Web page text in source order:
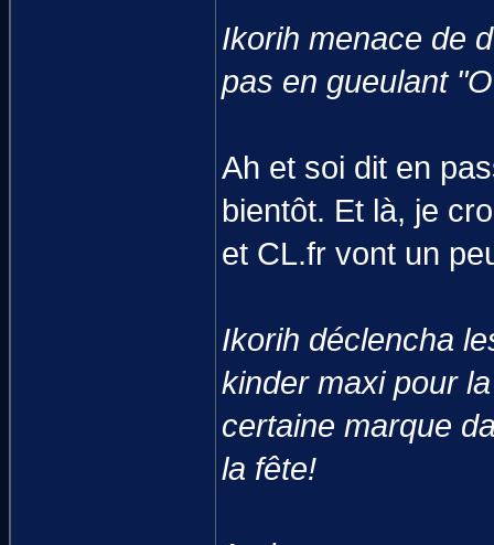
Ikorih menace de
pas en gueulant
Ah et soi dit en
bientôt. Et là, je
et CL.fr vont un
Ikorih déclencha
kinder maxi pour
certaine marque
la fête!